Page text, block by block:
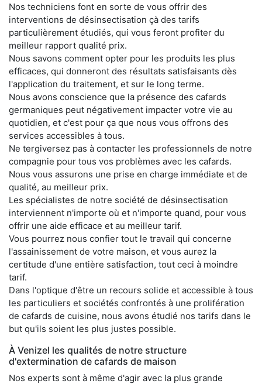
Nos techniciens font en sorte de vous offrir des
interventions de désinsectisation çà des tarifs
particulièrement étudiés, qui vous feront profiter du
meilleur rapport qualité prix.
Nous savons comment opter pour les produits les plus
efficaces, qui donneront des résultats satisfaisants dès
l'application du traitement, et sur le long terme.
Nous avons conscience que la présence des cafards
germaniques peut négativement impacter votre vie au
quotidien, et c'est pour ça que nous vous offrons des
services accessibles à tous.
Ne tergiversez pas à contacter les professionnels de notre
compagnie pour tous vos problèmes avec les cafards.
Nous vous assurons une prise en charge immédiate et de
qualité, au meilleur prix.
Les spécialistes de notre société de désinsectisation
interviennent n'importe où et n'importe quand, pour vous
offrir une aide efficace et au meilleur tarif.
Vous pourrez nous confier tout le travail qui concerne
l'assainissement de votre maison, et vous aurez la
certitude d'une entière satisfaction, tout ceci à moindre
tarif.
Dans l'optique d'être un recours solide et accessible à tous
les particuliers et sociétés confrontés à une prolifération
de cafards de cuisine, nous avons étudié nos tarifs dans le
but qu'ils soient les plus justes possible.
À Venizel les qualités de notre structure
d'extermination de cafards de maison
Nos experts sont à même d'agir avec la plus grande